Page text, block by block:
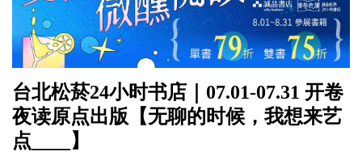
台北松菸24小时书店｜07.01-07.31 开卷
夜读原点出版【无聊的时候，我想来艺
点____】